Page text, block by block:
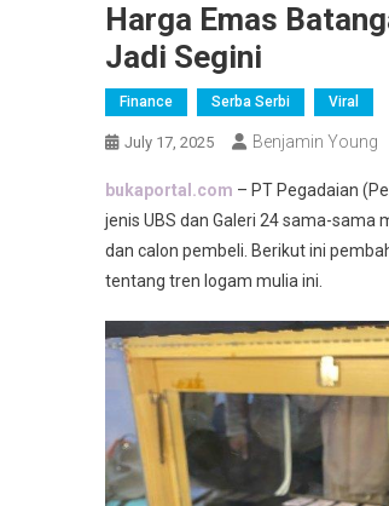
Harga Emas
Jadi Segini
Finance Serba Serbi Viral
July 17, 2025 Benjamin Young
bukaportal.com – PT Pegadaian
jenis UBS dan Galeri 24 sama-
dan calon pembeli. Berikut ini
tentang tren logam mulia ini.